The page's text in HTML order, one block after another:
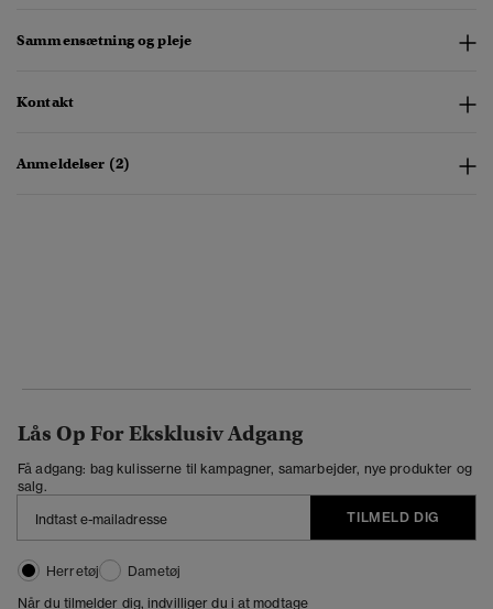
Sammensætning og pleje
Kontakt
Anmeldelser (2)
Lås Op For Eksklusiv Adgang
Få adgang: bag kulisserne til kampagner, samarbejder, nye produkter og
salg.
TILMELD DIG
Herretøj
Dametøj
Når du tilmelder dig, indvilliger du i at modtage